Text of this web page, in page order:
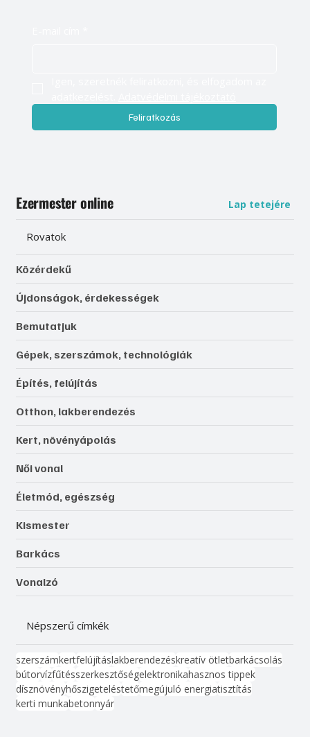
Feliratkozás
Ezermester online Lap tetejére
Rovatok
Közérdekű
Újdonságok, érdekességek
Bemutatjuk
Gépek, szerszámok, technológiák
Építés, felújítás
Otthon, lakberendezés
Kert, növényápolás
Női vonal
Életmód, egészség
Kismester
Barkács
Vonalzó
Népszerű címkék
szerszámkertfelújításlakberendezéskreatív ötletbarkácsolás
bútorvízfűtésszerkesztőségelektronikahasznos tippek
dísznövényhőszigeteléstetőmegújuló energiatisztítás
kerti munkabetonnyár